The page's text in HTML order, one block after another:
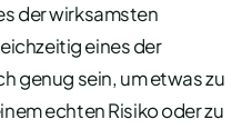
der wirksamsten
eines der
genug sein, um etwas zu
echten Risiko oder zu